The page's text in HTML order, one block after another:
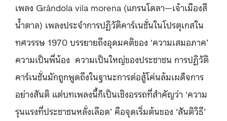
เพลง Grândola vila morena (แกรนโดลา—เจ้าเมืองสี
น้ำตาล) เพลงประจำการปฏิวัติคาร์เนชั่นในโปรตุเกสใน
ทศวรรษ 1970 บรรยายถึงอุดมคติของ ‘ความเสมอภาค’
ความเป็นพี่น้อง ความเป็นใหญ่ของประชาชน การปฏิวัติ
คาร์เนชั่นมักถูกพูดถึงในฐานะการต่อสู้โค่นล้มเผด็จการ
อย่างสันติ แต่บทเพลงนี้ก็เป็นเชิงอรรถที่สำคัญว่า ‘ความ
รุนแรงที่ประชาชนหลั่งเลือด’ คือจุดเริ่มต้นของ ‘สันติวิธี’